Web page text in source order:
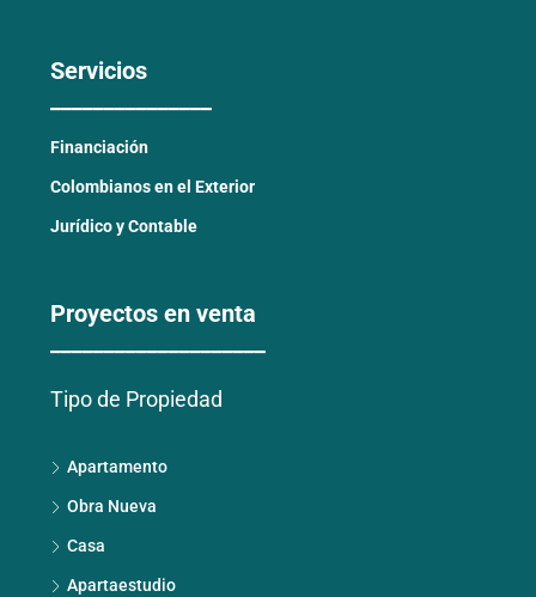
Servicios
Financiación
Colombianos en el Exterior
Jurídico y Contable
Proyectos en venta
Tipo de Propiedad
Apartamento
Obra Nueva
Casa
Apartaestudio